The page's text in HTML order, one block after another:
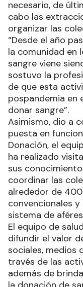
necesario, de
cabo las
organizar las
“Desde el año
la comunidad en
sangre viene
sostuvo la
de que esta
pospandemia en
donar sangre”.
Asimismo, dio a
puesta en
Donación, el
ha realizado
sus
coordinar las
alrededor de
convencionales
sistema de
El equipo de
difundir el valor
sociales, medios
través de las
además de